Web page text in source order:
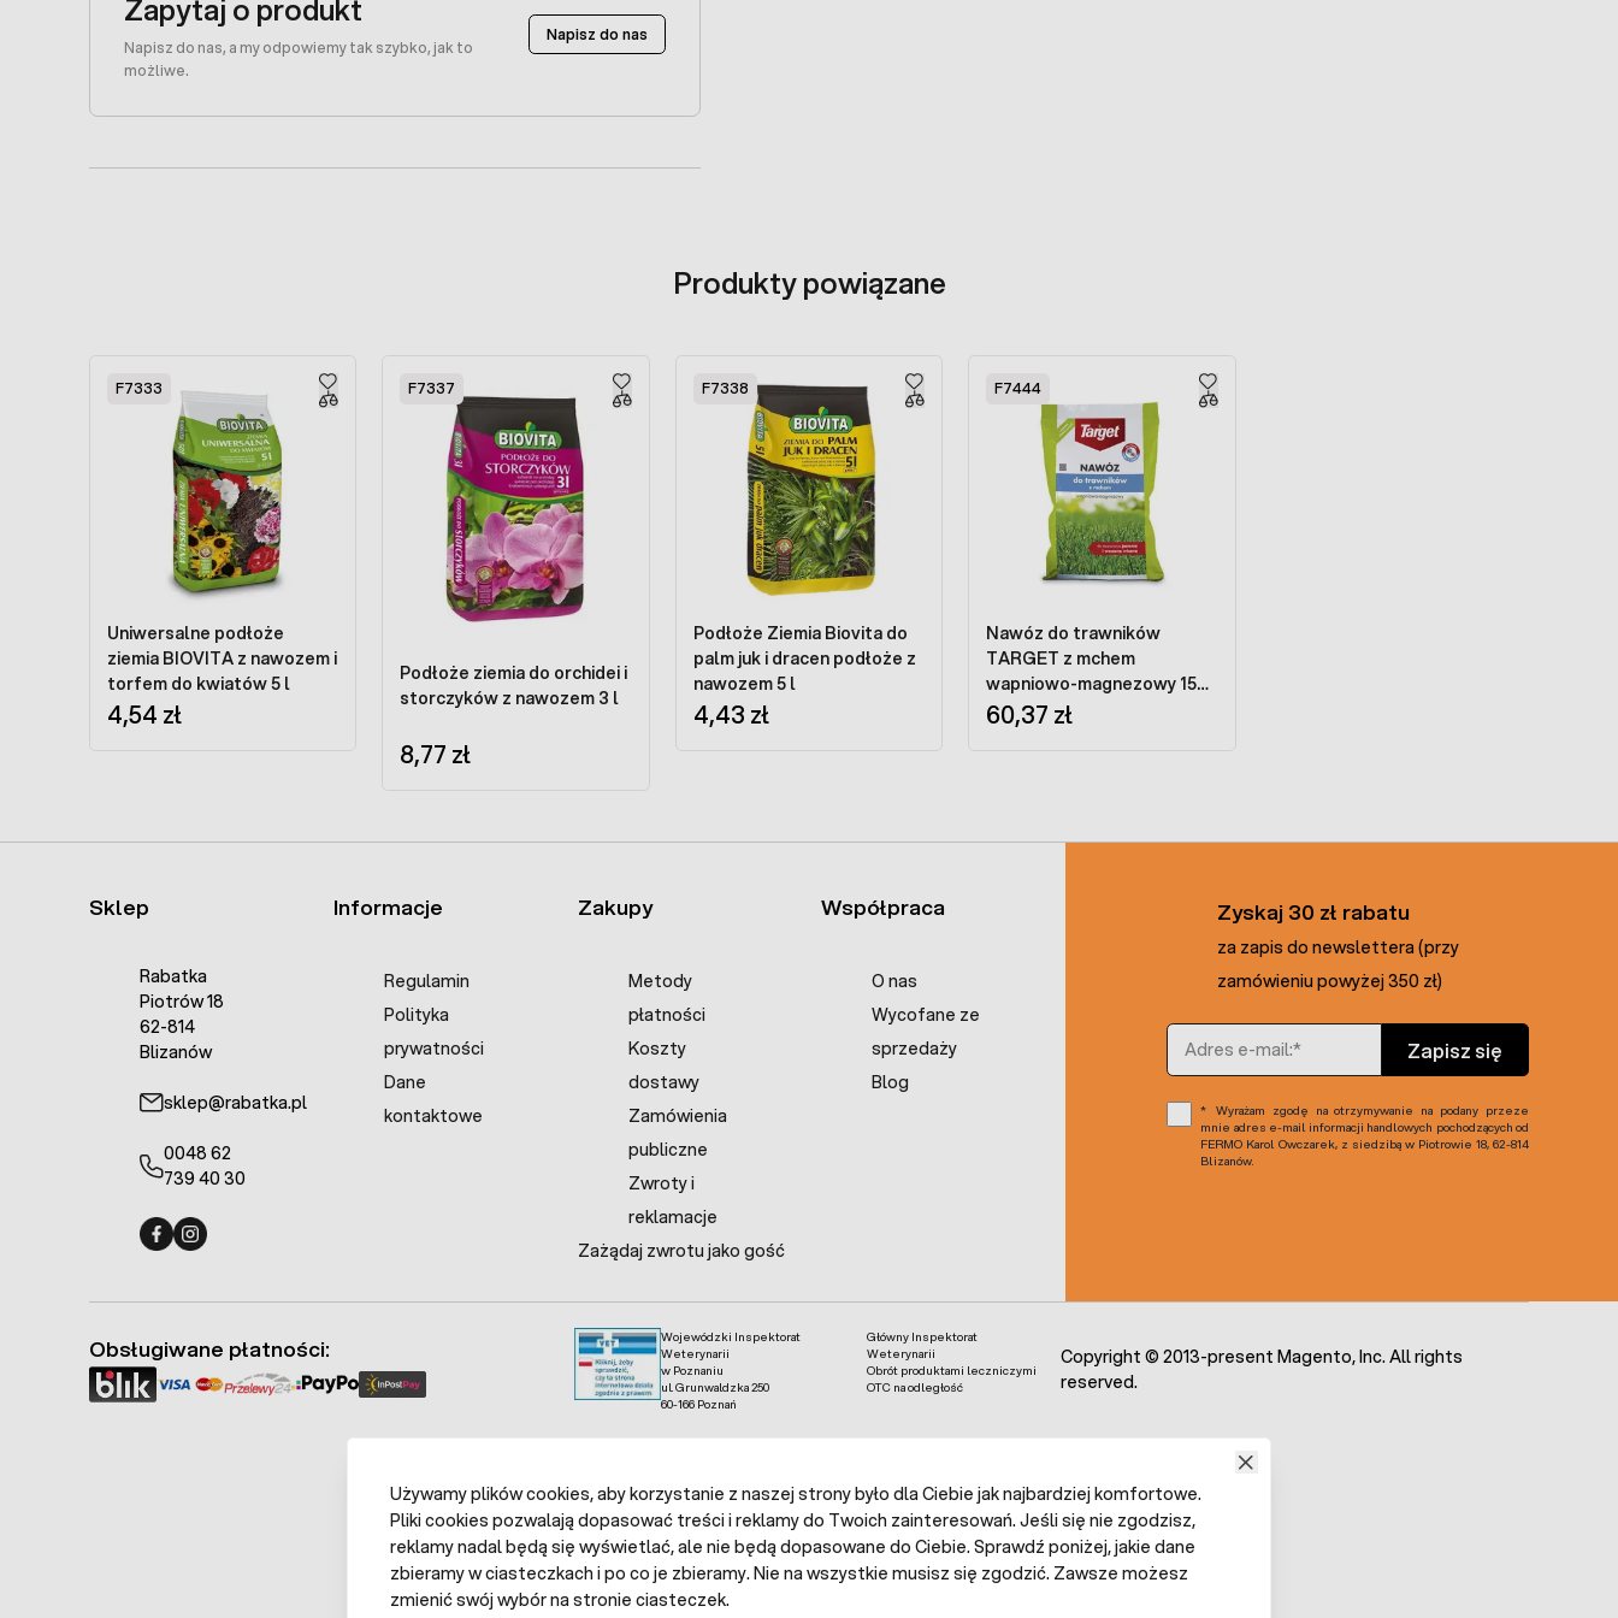
Zapytaj o produkt
Napisz do nas, a my odpowiemy tak szybko, jak to
możliwe.
Napisz do nas
Produkty powiązane
F7333
Uniwersalne podłoże
ziemia BIOVITA z nawozem i
torfem do kwiatów 5 l
4,54 zł
F7337
Podłoże ziemia do orchidei i
storczyków z nawozem 3 l
8,77 zł
F7338
Podłoże Ziemia Biovita do
palm juk i dracen podłoże z
nawozem 5 l
4,43 zł
F7444
Nawóz do trawników
TARGET z mchem
wapniowo-magnezowy 15
kg
60,37 zł
Sklep
Rabatka
Piotrów 18
62-814
Blizanów
sklep@rabatka.pl
0048 62
739 40 30
Informacje
Regulamin
Polityka
prywatności
Dane
kontaktowe
Zakupy
Metody
płatności
Koszty
dostawy
Zamówienia
publiczne
Zwroty i
reklamacje
Zażądaj zwrotu jako gość
Współpraca
O nas
Wycofane ze
sprzedaży
Blog
Zyskaj 30 zł rabatu
za zapis do newslettera (przy
zamówieniu powyżej 350 zł)
Adres e-mail
Zapisz się
Wyrażam zgodę na otrzymywanie na podany przeze
mnie adres e-mail informacji handlowych pochodzących od
FERMO Karol Owczarek, z siedzibą w Piotrowie 18, 62-814
Blizanów.
Wojewódzki Inspektorat
Weterynarii
w Poznaniu
ul. Grunwaldzka 250
60-166 Poznań
Główny Inspektorat
Weterynarii
Obrót produktami leczniczymi
OTC na odległość
Obsługiwane płatności:
Copyright © 2013-present Magento, Inc. All rights
reserved.
Używamy plików cookies, aby korzystanie z naszej strony było dla Ciebie jak najbardziej komfortowe.
Pliki cookies pozwalają dopasować treści i reklamy do Twoich zainteresowań. Jeśli się nie zgodzisz,
reklamy nadal będą się wyświetlać, ale nie będą dopasowane do Ciebie. Sprawdź poniżej, jakie dane
zbieramy w ciasteczkach i po co je zbieramy. Nie na wszystkie musisz się zgodzić. Zawsze możesz
zmienić swój wybór na stronie ciasteczek.